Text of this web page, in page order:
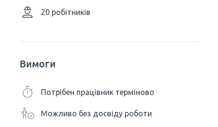
20 робітників
Вимоги
Потрібен працівник терміново
Можливо без досвіду роботи